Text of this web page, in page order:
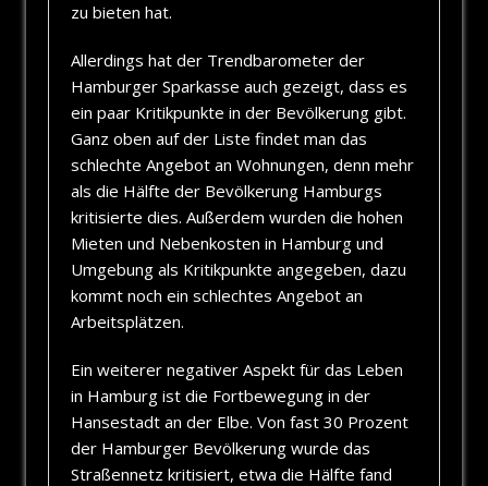
zu bieten hat.
Allerdings hat der Trendbarometer der
Hamburger Sparkasse auch gezeigt, dass es
ein paar Kritikpunkte in der Bevölkerung gibt.
Ganz oben auf der Liste findet man das
schlechte Angebot an Wohnungen, denn mehr
als die Hälfte der Bevölkerung Hamburgs
kritisierte dies. Außerdem wurden die hohen
Mieten und Nebenkosten in Hamburg und
Umgebung als Kritikpunkte angegeben, dazu
kommt noch ein schlechtes Angebot an
Arbeitsplätzen.
Ein weiterer negativer Aspekt für das Leben
in Hamburg ist die Fortbewegung in der
Hansestadt an der Elbe. Von fast 30 Prozent
der Hamburger Bevölkerung wurde das
Straßennetz kritisiert, etwa die Hälfte fand